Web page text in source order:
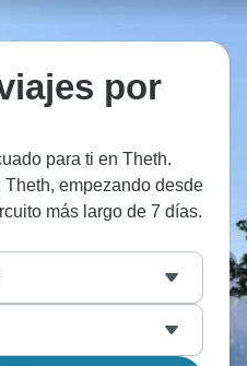
por
para ti en Theth.
empezando desde
más largo de 7 días.